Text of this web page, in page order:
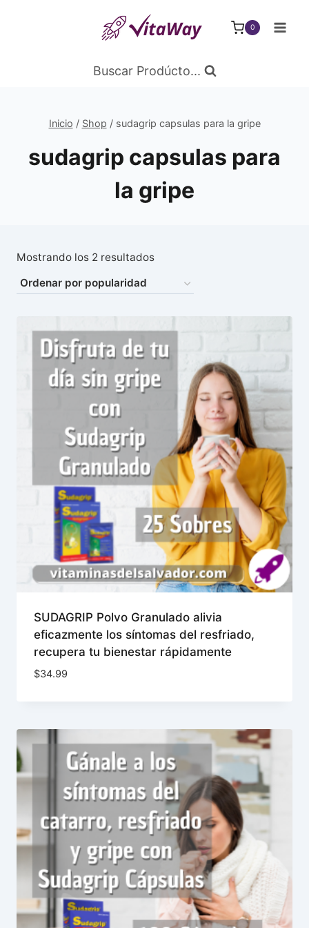
0
Buscar Prodúcto...
Inicio / Shop / sudagrip capsulas para la gripe
sudagrip capsulas para
la gripe
Mostrando los 2 resultadosOrdenado
popularidad
SUDAGRIP Polvo Granulado alivia
eficazmente los síntomas del resfriado,
recupera tu bienestar rápidamente
$34.99